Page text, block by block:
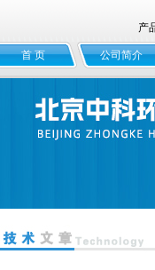
产
首 页 公司简介